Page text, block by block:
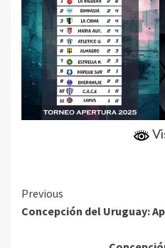
Continue
Reading
Previous
Concepción del Uruguay: